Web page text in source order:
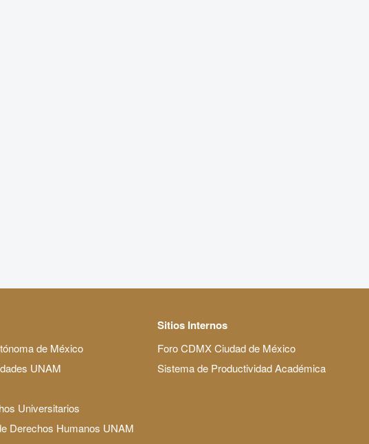
de México
UNAM
Universitarios
Derechos Humanos UNAM
Sitios Internos
Foro CDMX Ciudad de México
Sistema de Productividad Académica